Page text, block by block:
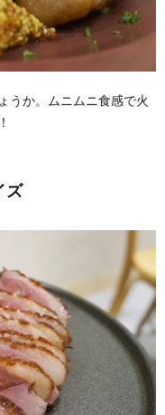
うか。ムニムニ食感で火
ズ